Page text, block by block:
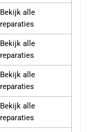
Bekijk alle
reparaties
Bekijk alle
reparaties
Bekijk alle
reparaties
Bekijk alle
reparaties